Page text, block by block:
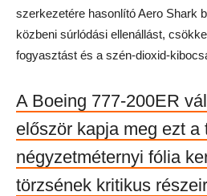
szerkezetére hasonlító Aero Shark
közbeni súrlódási ellenállást,
fogyasztást és a szén-dioxid-
A Boeing 777-200ER
először kapja meg ezt a
négyzetméternyi fólia
törzsének kritikus